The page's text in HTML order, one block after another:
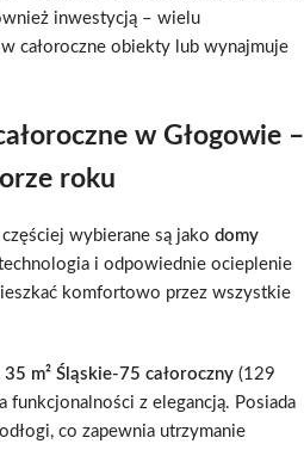
inwestycją – wielu
całoroczne obiekty lub wynajmuje
w Głogowie –
roku
wybierane są jako domy
i odpowiednie ocieplenie
komfortowo przez wszystkie
m² Śląskie-75 całoroczny (129
funkcjonalności z elegancją. Posiada
co zapewnia utrzymanie